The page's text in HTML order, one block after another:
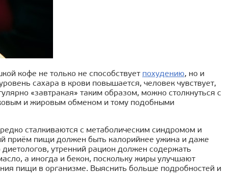
кофе не только не способствует похудению, но и
сахара в крови повышается, человек чувствует,
«завтракая» таким образом, можно столкнуться с
и жировым обменом и тому подобными
сталкиваются с метаболическим синдромом и
приём пищи должен быть калорийнее ужина и даже
утренний рацион должен содержать
а иногда и бекон, поскольку жиры улучшают
пищи в организме. Выяснить больше подробностей и